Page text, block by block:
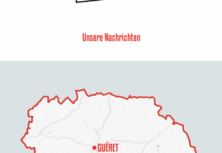
Unsere Nachrichten